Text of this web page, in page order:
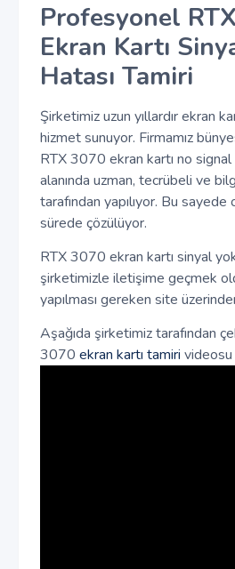
Profesyonel
Ekran Kartı
Hatası Tamiri
Şirketimiz uzun yıllardır ekran
hizmet sunuyor. Firmamız
RTX 3070 ekran kartı no signal
alanında uzman, tecrübeli ve
tarafından yapılıyor. Bu sayede
sürede çözülüyor.
RTX 3070 ekran kartı sinyal
şirketimizle iletişime geçmek
yapılması gereken site
Aşağıda şirketimiz tarafından
3070 ekran kartı tamiri videosu